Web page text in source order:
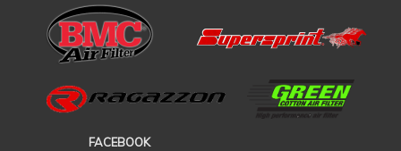
FACEBOOK